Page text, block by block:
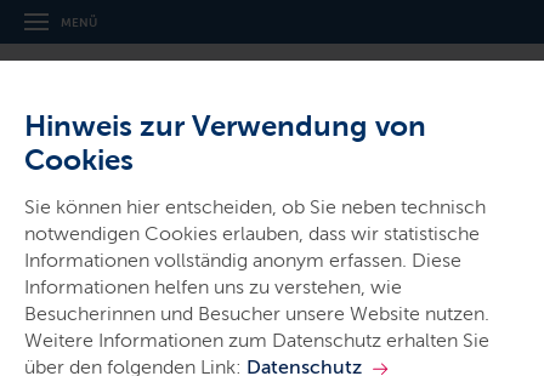
Hinweis zur Verwendung von
Cookies
Sie können hier entscheiden, ob Sie neben technisch
notwendigen Cookies erlauben, dass wir statistische
Informationen vollständig anonym erfassen. Diese
Informationen helfen uns zu verstehen, wie
Besucherinnen und Besucher unsere Website nutzen.
Weitere Informationen zum Datenschutz erhalten Sie
über den folgenden Link: Datenschutz
MENÜ
Schleswig-Holsteinische
Landesbibliothek
Ministerien & Behörden